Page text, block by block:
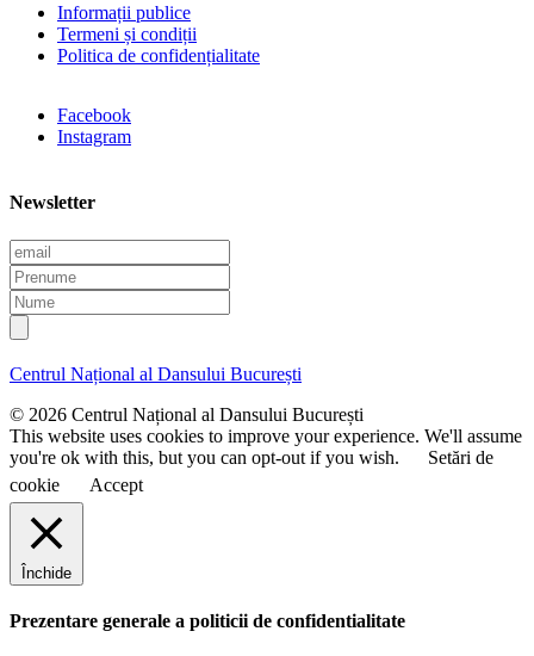
Informații publice
Termeni și condiții
Politica de confidențialitate
Facebook
Instagram
Newsletter
E
m
a
i
l
P
r
e
n
m
N
u
m
e
Centrul Național al Dansului București
© 2026 Centrul Național al Dansului București
This website uses cookies to improve your experience. We'll assume
you're ok with this, but you can opt-out if you wish.
Setări de
cookie
Accept
Închide
Prezentare generale a politicii de confidentialitate